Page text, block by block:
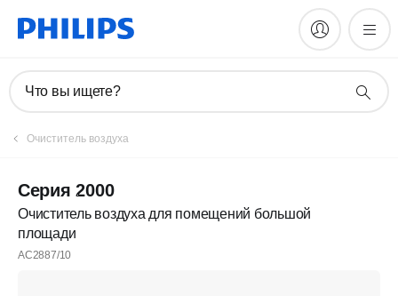
Что вы ищете?
Очиститель воздуха
Серия 2000
Очиститель воздуха для помещений большой
площади
AC2887/10